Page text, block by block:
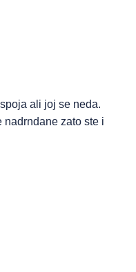
ali joj se neda.
nadrndane zato ste i